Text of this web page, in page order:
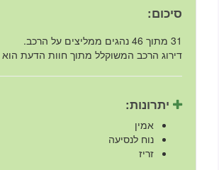
סיכום:
31 מתוך 46 נהגים ממליצים על הרכב.
דירוג הרכב המשוקלל מתוך חוות הדעת הוא 3.5 מתוך 5
יתרונות:
אמין
נוח לנסיעה
זריז